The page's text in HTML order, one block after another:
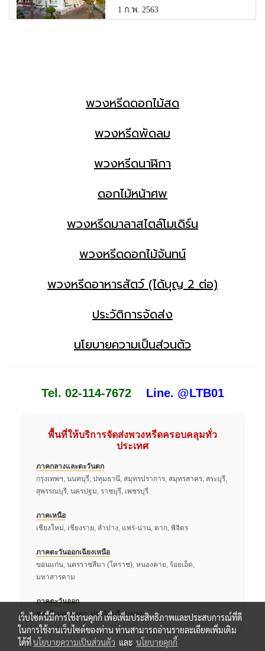
1 ก.พ. 2563
พวงหรีดดอกไม้สด
พวงหรีดพัดลม
พวงหรีดนาฬิกา
ดอกไม้หน้าศพ
พวงหรีดมาลาสไตล์โมเดิร์น
พวงหรีดดอกไม้จันทน์
พวงหรีดอาหารสัตว์ (ได้บุญ 2 ต่อ)
ประวัติการจัดส่ง
นโยบายความเป็นส่วนตัว
Tel. 02-114-7672 Line. @LTB01
พื้นที่ให้บริการจัดส่งพวงหรีดครอบคลุมทั่ว
ประเทศ
ภาคกลางและตะวันตก
กรุงเทพฯ, นนทบุรี, ปทุมธานี, สมุทรปราการ, สมุทรสาคร, สระบุรี,
สุพรรณบุรี, นครปฐม, ราชบุรี, เพชรบุรี
ภาคเหนือ
เชียงใหม่, เชียงราย, ลำปาง, แพร่-น่าน, ตาก, พิจิตร
ภาคตะวันออกเฉียงเหนือ
ขอนแก่น, นครราชสีมา (โคราช), หนองคาย, ร้อยเอ็ด,
มหาสารคาม
ภาคตะวันออก
ชลบุรี, นครนายก, ปราจีนบุรี, ระยอง
เว็บไซต์นี้มีการใช้งานคุกกี้ เพื่อเพิ่มประสิทธิภาพและประสบการณ์ที่ดี
ในการใช้งานเว็บไซต์ของท่าน ท่านสามารถอ่านรายละเอียดเพิ่มเติม
ได้ที่นโยบายความเป็นส่วนตัว และ นโยบายคุกกี้